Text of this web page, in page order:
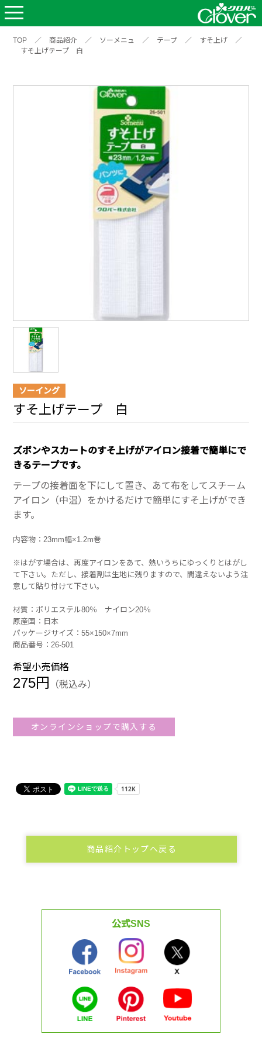
TOP ／ 商品紹介 ／ ソーメニュ ／ テープ ／ すそ上げ
／
すそ上げテープ 白
ソーイング
すそ上げテープ 白
ズボンやスカートのすそ上げがアイロン接着で簡単にで
きるテープです。
テープの接着面を下にして置き、あて布をしてスチーム
アイロン（中温）をかけるだけで簡単にすそ上げができ
ます。
内容物：23mm幅×1.2m巻
※はがす場合は、再度アイロンをあて、熱いうちにゆっくりとはがし
て下さい。ただし、接着剤は生地に残りますので、間違えないよう注
意して貼り付けて下さい。
材質：ポリエステル80％ ナイロン20％
原産国：日本
パッケージサイズ：55×150×7mm
商品番号：26-501
希望小売価格
275円 （税込み）
オンラインショップで購入する
商品紹介トップへ戻る
公式SNS